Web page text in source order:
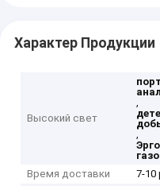
Характер Продукции
Высокий свет
,
,
Время доставки
7-10